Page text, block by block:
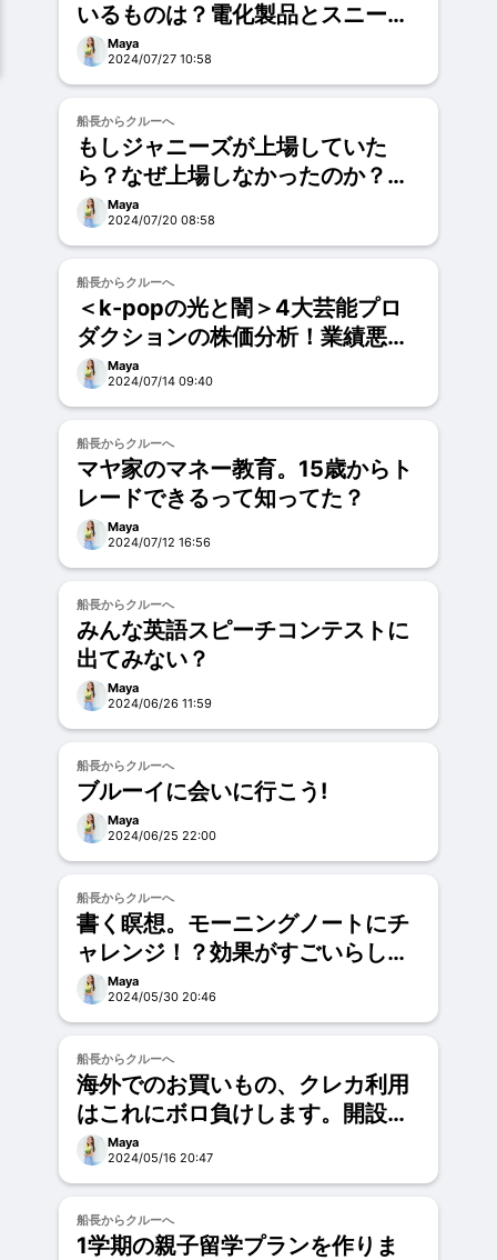
いるものは？電化製品とスニーカ
ーではないという話。
Maya
2024/07/27 10:58
船長からクルーへ
もしジャニーズが上場していた
ら？なぜ上場しなかったのか？を
考えてみる！
Maya
2024/07/20 08:58
船長からクルーへ
＜k-popの光と闇＞4大芸能プロ
ダクションの株価分析！業績悪化
の原因とは？
Maya
2024/07/14 09:40
船長からクルーへ
マヤ家のマネー教育。15歳からト
レードできるって知ってた？
Maya
2024/07/12 16:56
船長からクルーへ
みんな英語スピーチコンテストに
出てみない？
Maya
2024/06/26 11:59
船長からクルーへ
ブルーイに会いに行こう!
Maya
2024/06/25 22:00
船長からクルーへ
書く瞑想。モーニングノートにチ
ャレンジ！？効果がすごいらし
い。。。
Maya
2024/05/30 20:46
船長からクルーへ
海外でのお買いもの、クレカ利用
はこれにボロ負けします。開設・
設定方法どうぞ！
Maya
2024/05/16 20:47
船長からクルーへ
1学期の親子留学プランを作りま